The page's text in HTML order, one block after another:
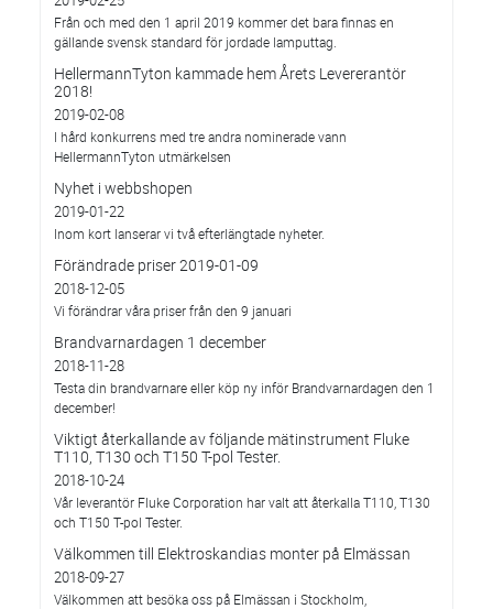
Från och med den 1 april 2019 kommer det bara finnas en
gällande svensk standard för jordade lamputtag.
HellermannTyton kammade hem Årets Levererantör
2018!
2019-02-08
I hård konkurrens med tre andra nominerade vann
HellermannTyton utmärkelsen
Nyhet i webbshopen
2019-01-22
Inom kort lanserar vi två efterlängtade nyheter.
Förändrade priser 2019-01-09
2018-12-05
Vi förändrar våra priser från den 9 januari
Brandvarnardagen 1 december
2018-11-28
Testa din brandvarnare eller köp ny inför Brandvarnardagen den 1
december!
Viktigt återkallande av följande mätinstrument Fluke
T110, T130 och T150 T-pol Tester.
2018-10-24
Vår leverantör Fluke Corporation har valt att återkalla T110, T130
och T150 T-pol Tester.
Välkommen till Elektroskandias monter på Elmässan
2018-09-27
Välkommen att besöka oss på Elmässan i Stockholm,